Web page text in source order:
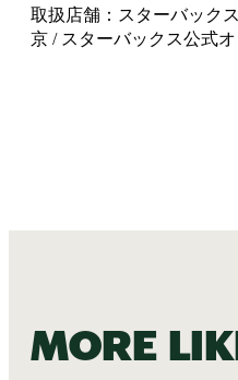
取扱店舗：スターバック
京 / スターバックス公式
More